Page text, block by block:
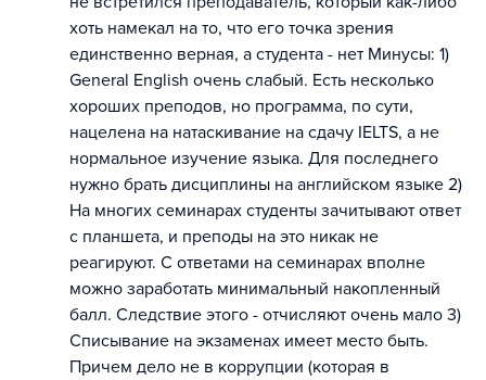
хоть намекал на то, что его точка зрения
единственно верная, а студента - нет Минусы: 1)
General English очень слабый. Есть несколько
хороших преподов, но программа, по сути,
нацелена на натаскивание на сдачу IELTS, а не
нормальное изучение языка. Для последнего
нужно брать дисциплины на английском языке 2)
На многих семинарах студенты зачитывают ответ
с планшета, и преподы на это никак не
реагируют. С ответами на семинарах вполне
можно заработать минимальный накопленный
балл. Следствие этого - отчисляют очень мало 3)
Списывание на экзаменах имеет место быть.
Причем дело не в коррупции (которая в